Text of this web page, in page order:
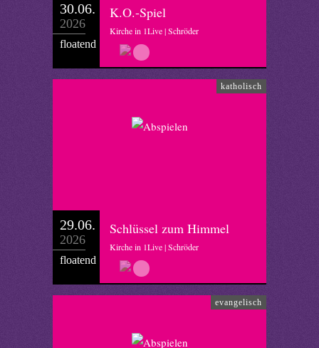
30.06.
2026
floatend
K.O.-Spiel
Kirche in 1Live | Schröder
katholisch
29.06.
2026
floatend
Schlüssel zum Himmel
Kirche in 1Live | Schröder
evangelisch